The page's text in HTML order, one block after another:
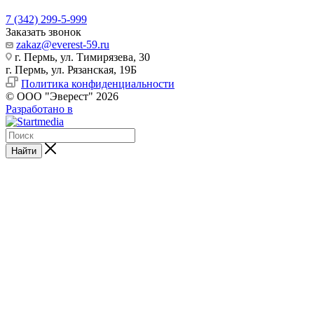
7 (342) 299-5-999
Заказать звонок
zakaz@everest-59.ru
г. Пермь, ул. Тимирязева, 30
г. Пермь, ул. Рязанская, 19Б
Политика конфиденциальности
© ООО "Эверест" 2026
Разработано в
Найти